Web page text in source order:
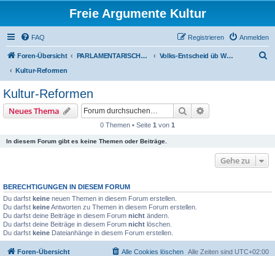
Freie Argumente Kultur
FAQ Anmelden
Registrieren
Foren-Übersicht PARLAMENTARISCHER VERÄNDERUNGS-WEG - NEUE VOLKS-ENTSCHEID-KULTUR - ZUVORDERST ÜBERS WAHL-PROGRAMM
Volks-Entscheid üb Wahl-Programm
Kultur-Reformen
Kultur-Reformen
Neues Thema Suche
0 Themen • Seite 1 von 1
In diesem Forum gibt es keine Themen oder Beiträge.
Gehe zu
BERECHTIGUNGEN IN DIESEM FORUM
Du darfst keine neuen Themen in diesem Forum erstellen.
Du darfst keineAntworten zu Themen in diesem Forum erstellen.
Du darfst deine Beiträge in diesem Forum nicht ändern.
Du darfst deine Beiträge in diesem Forum nicht löschen.
Du darfst keine Dateianhänge in diesem Forum erstellen.
Foren-Übersicht Alle Zeiten sind UTC+02:00
Alle Cookies löschen